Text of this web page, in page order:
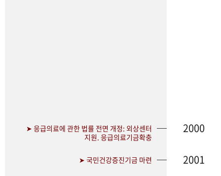
➤ 응급의료에 관한 법률 전면 개정: 외상센터
지원. 응급의료기금확충
2000
➤ 국민건강증진기금 마련 2001